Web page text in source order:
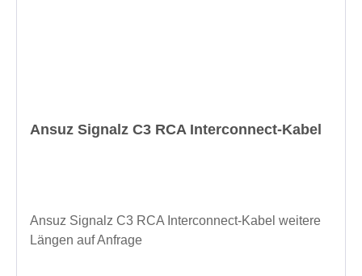
Ansuz Signalz C3 RCA Interconnect-Kabel
Ansuz Signalz C3 RCA Interconnect-Kabel weitere
Längen auf Anfrage